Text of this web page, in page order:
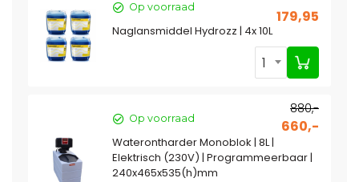
Op voorraad
179,95
Naglansmiddel Hydrozz | 4x 10L
1
Op voorraad
880,-
660,-
Waterontharder Monoblok | 8L |
Elektrisch (230V) | Programmeerbaar |
240x465x535(h)mm